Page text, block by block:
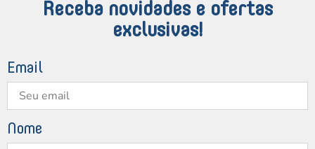
Receba novidades e ofertas
exclusivas!
Email
Nome